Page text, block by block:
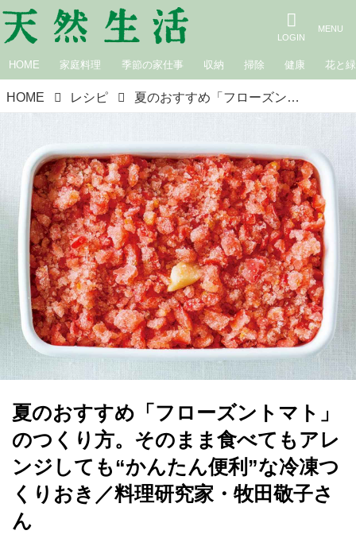
HOME 家庭料理 季節の家仕事 収納 掃除 健康 花と緑
HOME レシピ 夏のおすすめ「フローズントマト」のつくり方。そのまま食べてもアレンジしても“かんたん便利”な冷凍つくりおき／料理研究家・牧田敬子さん
夏のおすすめ「フローズントマト」
のつくり方。そのまま食べてもアレ
ンジしても“かんたん便利”な冷凍つ
くりおき／料理研究家・牧田敬子さ
ん